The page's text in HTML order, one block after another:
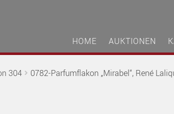
HOME AUKTIONEN
304 0782-Parfumflakon „Mirabel“, René